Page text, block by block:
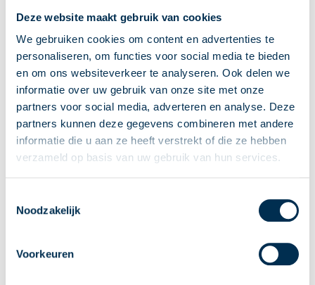
Deze website maakt gebruik van cookies
We gebruiken cookies om content en advertenties te
personaliseren, om functies voor social media te bieden
en om ons websiteverkeer te analyseren. Ook delen we
informatie over uw gebruik van onze site met onze
partners voor social media, adverteren en analyse. Deze
partners kunnen deze gegevens combineren met andere
informatie die u aan ze heeft verstrekt of die ze hebben
verzameld op basis van uw gebruik van hun services.
Noodzakelijk
Voorkeuren
Het kabinet stelt de invoering van het keuzerecht bedrag ineens opnieuw
uit. De beoogde ingangsdatum van 1 juli 2026 wordt verschoven naar 1
januari 2029. De pensioensector staat voor een grote opgave door de
overgang naar het nieuwe pensioenstelsel. Uitvoerders hebben
aangegeven dat de gelijktijdige invoering van zowel de stelseltransitie als
het keuzerecht bedrag ineens te zwaar drukt op hun capaciteit.
02-04-2026